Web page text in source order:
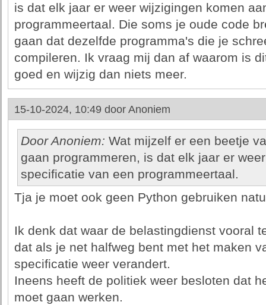
is dat elk jaar er weer wijzigingen komen
programmeertaal. Die soms je oude code
gaan dat dezelfde programma's die je
compileren. Ik vraag mij dan af waarom is
goed en wijzig dan niets meer.
15-10-2024, 10:49 door Anoniem
Door Anoniem: Wat mijzelf er een beetje
gaan programmeren, is dat elk jaar er
specificatie van een programmeertaal.
Tja je moet ook geen Python gebruiken
Ik denk dat waar de belastingdienst vooral
dat als je net halfweg bent met het maken
specificatie weer verandert.
Ineens heeft de politiek weer besloten dat
moet gaan werken.